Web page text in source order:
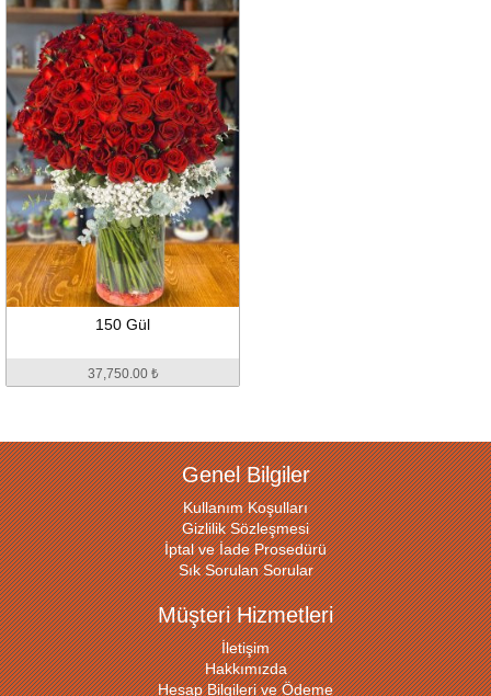
150 Gül
37,750.00 ₺
Genel Bilgiler
Kullanım Koşulları
Gizlilik Sözleşmesi
İptal ve İade Prosedürü
Sık Sorulan Sorular
Müşteri Hizmetleri
İletişim
Hakkımızda
Hesap Bilgileri ve Ödeme